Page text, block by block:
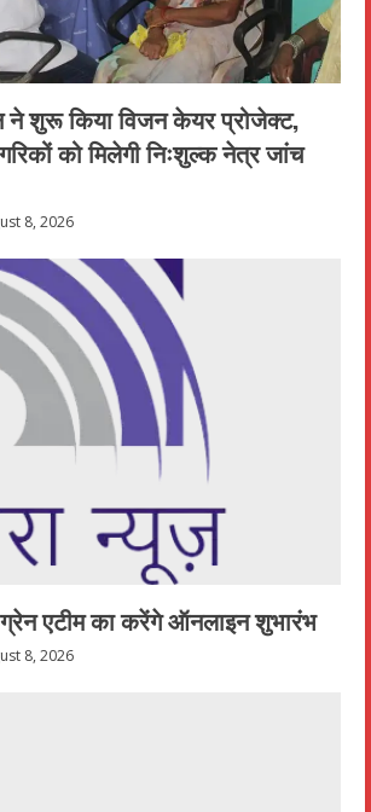
ने शुरू किया विजन केयर प्रोजेक्ट,
को मिलेगी निःशुल्क नेत्र जांच
8, 2026
एटीम का करेंगे ऑनलाइन शुभारंभ
8, 2026